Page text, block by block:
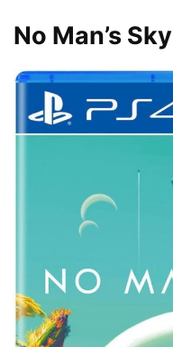
No Man’s Sky